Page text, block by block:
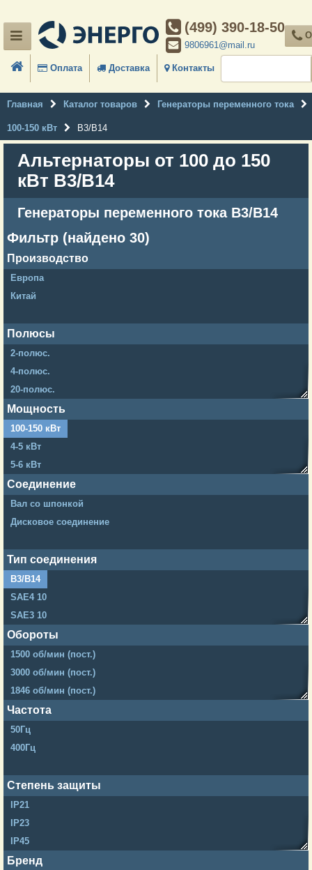
(499) 390-18-50
9806961@mail.ru
Оплата Доставка Контакты
Главная Каталог товаров Генераторы переменного тока
100-150 кВт B3/B14
Альтернаторы от 100 до 150
кВт B3/B14
Генераторы переменного тока B3/B14
Фильтр (найдено 30)
Производство
Европа
Китай
Полюсы
2-полюс.
4-полюс.
20-полюс.
24-полюс.
26-полюс.
Мощность
100-150 кВт
4-5 кВт
5-6 кВт
6-7 кВт
7-8 кВт
9-10 кВт
20-25 кВт
30-40 кВт
50-60 кВт
70-90 кВт
200-250 кВт
300-400 кВт
Соединение
Вал со шпонкой
Дисковое соединение
Тип соединения
B3/B14
SAE4 10
SAE3 10
SAE3 11.5
SAE2 10
SAE2 11.5
SAE1 11.5
SAE1 14
SAE0.5 14
SAE0 14
Обороты
1500 об/мин (пост.)
3000 об/мин (пост.)
1846 об/мин (пост.)
2000 об/мин (пост.)
2400 об/мин (пост.)
Частота
50Гц
400Гц
Степень защиты
IP21
IP23
IP45
IP55
Бренд